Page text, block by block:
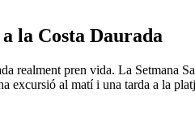
la Costa Daurada
realment pren vida. La Setmana
excursió al matí i una tarda a la